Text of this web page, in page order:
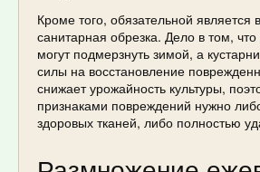
Кроме того, обязательной является
санитарная обрезка. Дело в том,
могут подмерзнуть зимой, а
силы на восстановление
снижает урожайность культуры,
признаками повреждений нужно
здоровых тканей, либо полностью